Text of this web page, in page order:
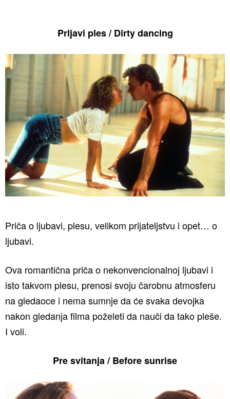
Prljavi ples / Dirty dancing
Priča o ljubavi, plesu, velikom prijateljstvu i opet… o
ljubavi.
Ova romantična priča o nekonvencionalnoj ljubavi i
isto takvom plesu, prenosi svoju čarobnu atmosferu
na gledaoce i nema sumnje da će svaka devojka
nakon gledanja filma poželeti da nauči da tako pleše.
I voli.
Pre svitanja / Before sunrise